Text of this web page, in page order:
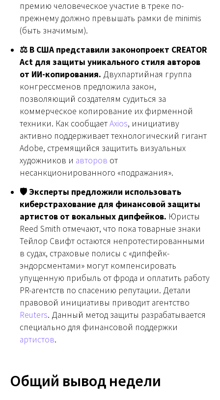
премию человеческое участие в треке по-
прежнему должно превышать рамки de minimis
(быть значимым).
⚖️ В США представили законопроект CREATOR
Act для защиты уникального стиля авторов
от ИИ-копирования. Двухпартийная группа
конгрессменов предложила закон,
позволяющий создателям судиться за
коммерческое копирование их фирменной
техники. Как сообщаетAxios, инициативу
активно поддерживает технологический гигант
Adobe, стремящийся защитить визуальных
художников и авторов от
несанкционированного «подражания».
🛡 Эксперты предложили использовать
киберстрахование для финансовой защиты
артистов от вокальных дипфейков. Юристы
Reed Smith отмечают, что пока товарные знаки
Тейлор Свифт остаются непротестированными
в судах, страховые полисы с «дипфейк-
эндорсментами» могут компенсировать
упущенную прибыль от фрода и оплатить работу
PR-агентств по спасению репутации. Детали
правовой инициативы приводит агентство
Reuters. Данный метод защиты разрабатывается
специально для финансовой поддержки
артистов.
Общий вывод недели